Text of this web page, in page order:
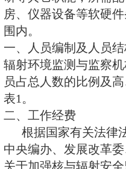
用房、基本仪
用设备配置、专
准为最低配置
标准。国家级
准另行规定，
设标准暂不作
机构还承担核